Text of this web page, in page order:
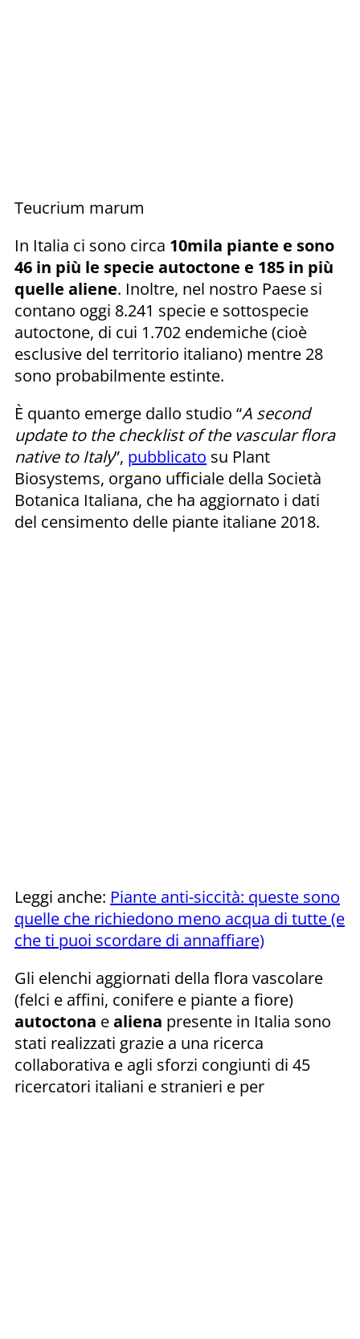
Teucrium marum
In Italia ci sono circa 10mila piante e sono
46 in più le specie autoctone e 185 in più
quelle aliene. Inoltre, nel nostro Paese si
contano oggi 8.241 specie e sottospecie
autoctone, di cui 1.702 endemiche (cioè
esclusive del territorio italiano) mentre 28
sono probabilmente estinte.
È quanto emerge dallo studio “A second
update to the checklist of the vascular flora
native to Italy”, pubblicato su Plant
Biosystems, organo ufficiale della Società
Botanica Italiana, che ha aggiornato i dati
del censimento delle piante italiane 2018.
Leggi anche: Piante anti-siccità: queste sono
quelle che richiedono meno acqua di tutte (e
che ti puoi scordare di annaffiare)
Gli elenchi aggiornati della flora vascolare
(felci e affini, conifere e piante a fiore)
autoctona ealiena presente in Italia sono
stati realizzati grazie a una ricerca
collaborativa e agli sforzi congiunti di 45
ricercatori italiani e stranieri e per